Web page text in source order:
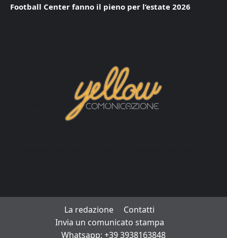
Football Center fanno il pieno per l’estate 2026
La redazione
Contatti
Invia un comunicato stampa
Whatsapp: +39 3938163848